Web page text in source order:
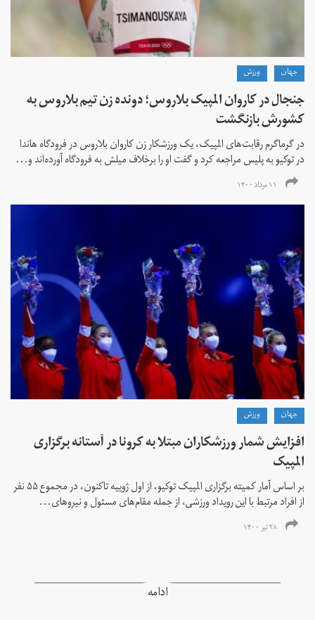
جهان ورزش
جنجال در کاروان المپیک بلاروس؛ دونده زن تیم بلاروس به
کشورش بازنگشت
در گرماگرم رقابت‌های المپیک، یک ورزشکار زن کاروان بلاروس در فرودگاه هاندا
در توکیو به پلیس مراجعه کرد و گفت او را برخلاف میلش به فرودگاه آورده‌اند و...
۱۱ مرداد ۱۴۰۰
جهان ورزش
افزایش شمار ورزشکاران مبتلا به کرونا در آستانه برگزاری
المپیک
بر اساس آمار کمیته برگزاری المپیک توکیو، از اول ژوییه تاکنون، در مجموع ۵۵ نفر
از افراد مرتبط با این رویداد ورزشی، از جمله مقام‌های مسئول و نیروهای...
۲۸ تیر ۱۴۰۰
ادامه